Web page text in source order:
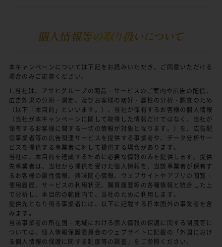
本キャンペーンについては下記をお読みいただき、ご同意いただける
場合のみご応募ください。
1.当社は、アサヒグループの商品・サービスのご案内や広告の配信、
広告効果の分析・測定、及びお客様の嗜好・属性の分析・調査のため
（以下「本目的」といいます。）、当社が保有するお客様の個人情報
（当社が本キャンペーンに関して取得した情報だけではなく、当社が
保有するお客様に関する一切の情報が対象となります。）を、広告配
信事業者等の広告関連サービスを提供する事業者や、データ分析サー
ビスを提供する事業者に対して提供する場合があります。
当社は、本目的を達成するために必要な情報のみを提供します。提供
先事業者は、当社から提供を受けた個人情報を、当該事業者が保有す
るお客様の属性情報、興味関心情報、ウェブサイトやアプリの閲覧・
使用履歴、サービスの利用状況、購買履歴等の各種情報と統合した上
で分析し、本目的の範囲内で、当社のために利用します。
提供先となり得る事業者には、以下に記載する日本国外の事業者を含
みます。
当該事業者の所在国・地域における個人情報の保護に関する制度等に
ついては、個人情報保護委員会のウェブサイトに記載の「外国におけ
る個人情報の保護に関する制度等の調査」をご参照ください。